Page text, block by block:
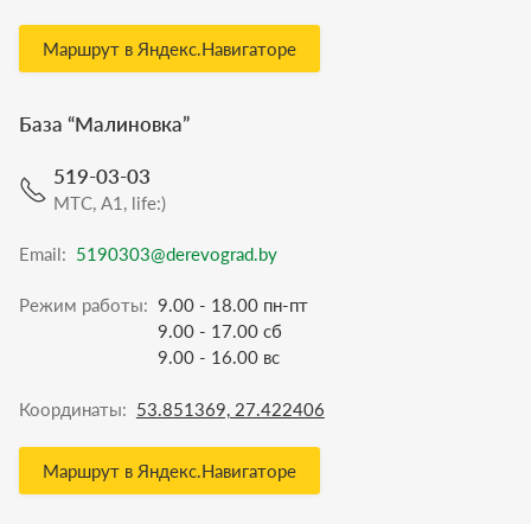
Маршрут в Яндекс.Навигаторе
База “Малиновка”
519-03-03
МТС, A1, life:)
Email: 5190303@derevograd.by
Режим работы: 9.00 - 18.00 пн-пт
9.00 - 17.00 сб
9.00 - 16.00 вс
Координаты: 53.851369, 27.422406
Маршрут в Яндекс.Навигаторе